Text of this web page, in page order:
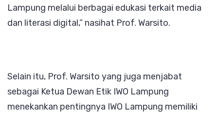
Lampung melalui berbagai edukasi terkait media
dan literasi digital,” nasihat Prof. Warsito.
Selain itu, Prof. Warsito yang juga menjabat
sebagai Ketua Dewan Etik IWO Lampung
menekankan pentingnya IWO Lampung memiliki